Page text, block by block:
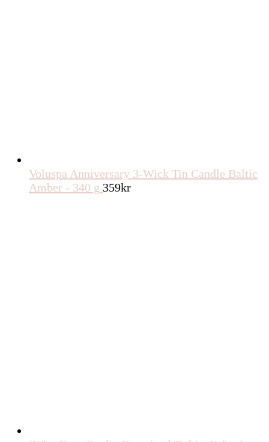
Voluspa Anniversary 3-Wick Tin Candle Baltic
Amber - 340 g 359kr